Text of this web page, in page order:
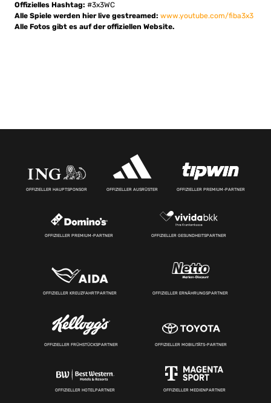
Offizielles Hashtag: #3x3WC
Alle Spiele werden hier live gestreamed: www.youtube.com/fiba3x3
Alle Fotos gibt es auf der offiziellen Website.
OFFIZIELLER HAUPTSPONSOR OFFIZIELLER AUSRÜSTER OFFIZIELLER PREMIUM-PARTNER
OFFIZIELLER PREMIUM-PARTNER OFFIZIELLER GESUNDHEITSPARTNER
OFFIZIELLER KREUZFAHRTPARTNER OFFIZIELLER ERNÄHRUNGSPARTNER
OFFIZIELLER FRÜHSTÜCKSPARTNER OFFIZIELLER MOBILITÄTS-PARTNER
OFFIZIELLER HOTELPARTNER OFFIZIELLER MEDIENPARTNER